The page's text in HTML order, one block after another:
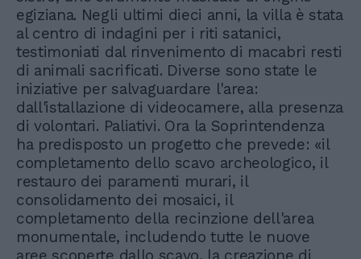
egiziana. Negli ultimi dieci anni, la villa è stata
al centro di indagini per i riti satanici,
testimoniati dal rinvenimento di macabri resti
di animali sacrificati. Diverse sono state le
iniziative per salvaguardare l'area:
dall'istallazione di videocamere, alla presenza
di volontari. Paliativi. Ora la Soprintendenza
ha predisposto un progetto che prevede: «il
completamento dello scavo archeologico, il
restauro dei paramenti murari, il
consolidamento dei mosaici, il
completamento della recinzione dell'area
monumentale, includendo tutte le nuove
aree scoperte dallo scavo, la creazione di